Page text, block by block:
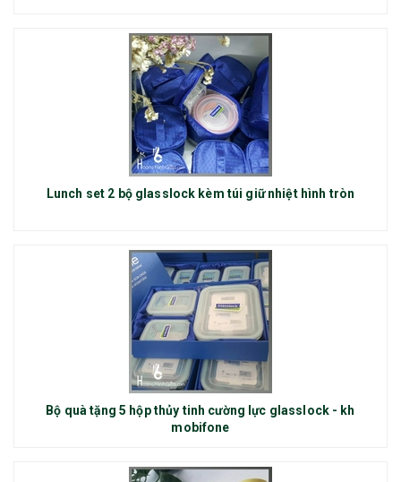
Lunch set 2 bộ glasslock kèm túi giữ nhiệt hình tròn
Bộ quà tặng 5 hộp thủy tinh cường lực glasslock - kh
mobifone